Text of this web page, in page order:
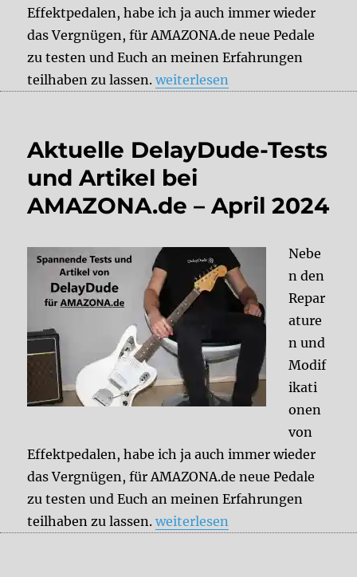
Effektpedalen, habe ich ja auch immer wieder
das Vergnügen, für AMAZONA.de neue Pedale
zu testen und Euch an meinen Erfahrungen
teilhaben zu lassen.„Aktuelle DelayDude-Tests
weiterlesen
Aktuelle DelayDude-Tests
und Artikel bei
AMAZONA.de – April 2024
Nebe
n den
Repar
ature
n und
Modif
ikati
onen
von
Effektpedalen, habe ich ja auch immer wieder
das Vergnügen, für AMAZONA.de neue Pedale
zu testen und Euch an meinen Erfahrungen
teilhaben zu lassen.„Aktuelle DelayDude-Tests
weiterlesen